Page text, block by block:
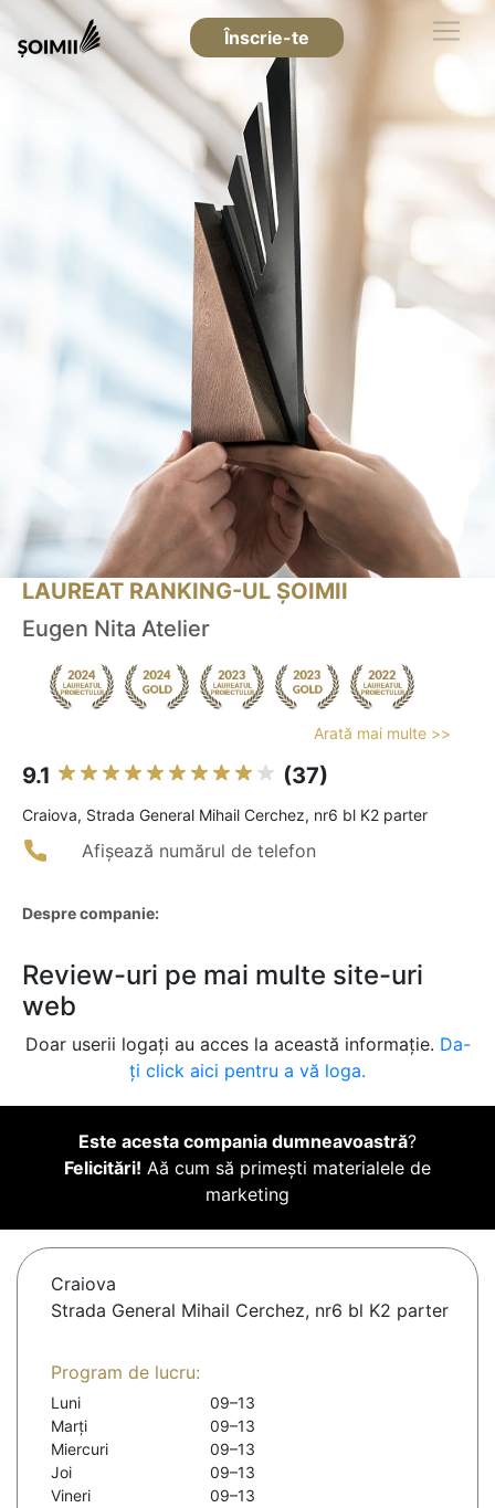
Înscrie-te
LAUREAT RANKING-UL ȘOIMII
Eugen Nita Atelier
Arată mai multe >>
9.1 (37)
Craiova, Strada General Mihail Cerchez, nr6 bl K2 parter
Afișează numărul de telefon
Despre companie:
Review-uri pe mai multe site-uri
web
Doar userii logați au acces la această informație. Da-
ți click aici pentru a vă loga.
Este acesta compania dumneavoastră?
Felicitări! Aă cum să primești materialele de
marketing
Craiova
Strada General Mihail Cerchez, nr6 bl K2 parter
Program de lucru:
Luni
09–13
Marți
09–13
Miercuri
09–13
Joi
09–13
Vineri
09–13